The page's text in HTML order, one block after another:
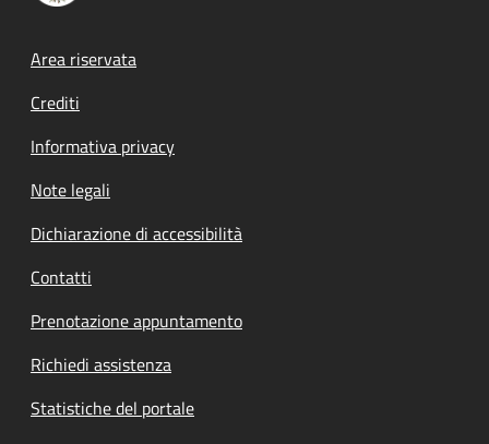
Footer menu
Area riservata
Crediti
Informativa privacy
Note legali
Dichiarazione di accessibilità
Contatti
Prenotazione appuntamento
Richiedi assistenza
Statistiche del portale